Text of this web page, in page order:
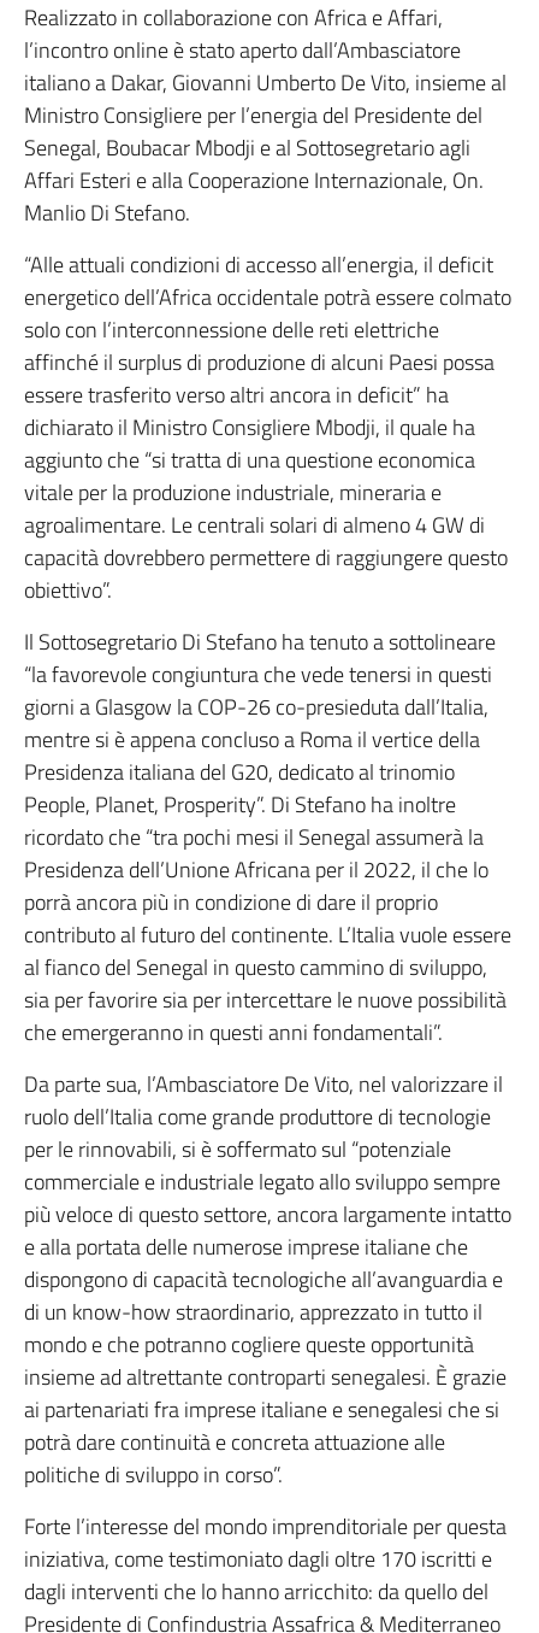
Realizzato in collaborazione con Africa e Affari,
l’incontro online è stato aperto dall’Ambasciatore
italiano a Dakar, Giovanni Umberto De Vito, insieme al
Ministro Consigliere per l’energia del Presidente del
Senegal, Boubacar Mbodji e al Sottosegretario agli
Affari Esteri e alla Cooperazione Internazionale, On.
Manlio Di Stefano.
“Alle attuali condizioni di accesso all’energia, il deficit
energetico dell’Africa occidentale potrà essere colmato
solo con l’interconnessione delle reti elettriche
affinché il surplus di produzione di alcuni Paesi possa
essere trasferito verso altri ancora in deficit” ha
dichiarato il Ministro Consigliere Mbodji, il quale ha
aggiunto che “si tratta di una questione economica
vitale per la produzione industriale, mineraria e
agroalimentare. Le centrali solari di almeno 4 GW di
capacità dovrebbero permettere di raggiungere questo
obiettivo”.
Il Sottosegretario Di Stefano ha tenuto a sottolineare
“la favorevole congiuntura che vede tenersi in questi
giorni a Glasgow la COP-26 co-presieduta dall’Italia,
mentre si è appena concluso a Roma il vertice della
Presidenza italiana del G20, dedicato al trinomio
People, Planet, Prosperity”. Di Stefano ha inoltre
ricordato che “tra pochi mesi il Senegal assumerà la
Presidenza dell’Unione Africana per il 2022, il che lo
porrà ancora più in condizione di dare il proprio
contributo al futuro del continente. L’Italia vuole essere
al fianco del Senegal in questo cammino di sviluppo,
sia per favorire sia per intercettare le nuove possibilità
che emergeranno in questi anni fondamentali”.
Da parte sua, l’Ambasciatore De Vito, nel valorizzare il
ruolo dell’Italia come grande produttore di tecnologie
per le rinnovabili, si è soffermato sul “potenziale
commerciale e industriale legato allo sviluppo sempre
più veloce di questo settore, ancora largamente intatto
e alla portata delle numerose imprese italiane che
dispongono di capacità tecnologiche all’avanguardia e
di un know-how straordinario, apprezzato in tutto il
mondo e che potranno cogliere queste opportunità
insieme ad altrettante controparti senegalesi. È grazie
ai partenariati fra imprese italiane e senegalesi che si
potrà dare continuità e concreta attuazione alle
politiche di sviluppo in corso”.
Forte l’interesse del mondo imprenditoriale per questa
iniziativa, come testimoniato dagli oltre 170 iscritti e
dagli interventi che lo hanno arricchito: da quello del
Presidente di Confindustria Assafrica & Mediterraneo